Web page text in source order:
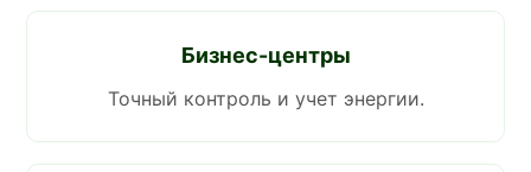
Бизнес-центры
Точный контроль и учет энергии.